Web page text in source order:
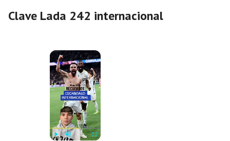
Clave Lada 242 internacional
×